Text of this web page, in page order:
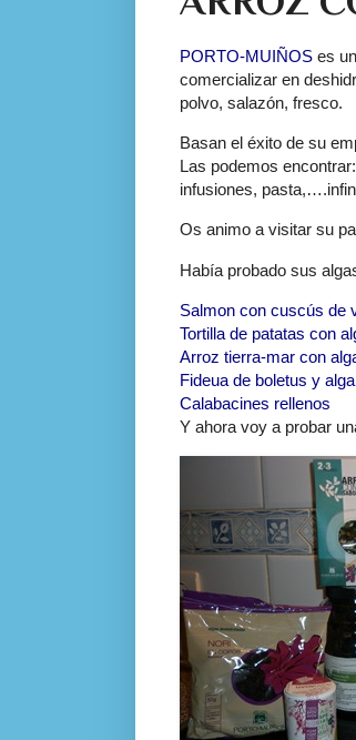
PORTO-MUIÑOS es
comercializar en
polvo, salazón, fresco.
Basan el éxito de su
Las podemos
infusiones,
Os animo a visitar su
Había probado sus
Salmon con cuscús de
Tortilla de patatas con
Arroz tierra-mar con
Fideua de boletus y
Calabacines rellenos
Y ahora voy a probar